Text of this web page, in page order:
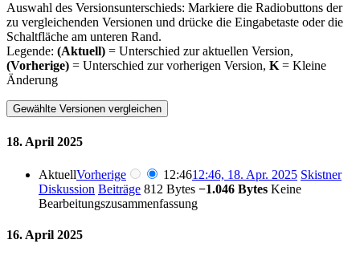
Auswahl des Versionsunterschieds: Markiere die Radiobuttons der
zu vergleichenden Versionen und drücke die Eingabetaste oder die
Schaltfläche am unteren Rand.
Legende: (Aktuell) = Unterschied zur aktuellen Version,
(Vorherige) = Unterschied zur vorherigen Version, K= Kleine
Änderung
18. April 2025
AktuellVorherige 12:4612:46, 18. Apr. 2025 Skistner
Diskussion Beiträge 812 Bytes −1.046 Bytes Keine
Bearbeitungszusammenfassung
16. April 2025